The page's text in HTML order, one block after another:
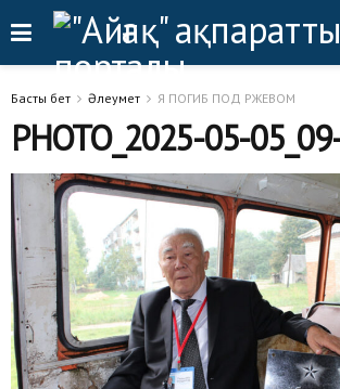
Басты бет Әлеумет Я ПОГИБ ПОД РЖЕВОМ
PHOTO_2025-05-